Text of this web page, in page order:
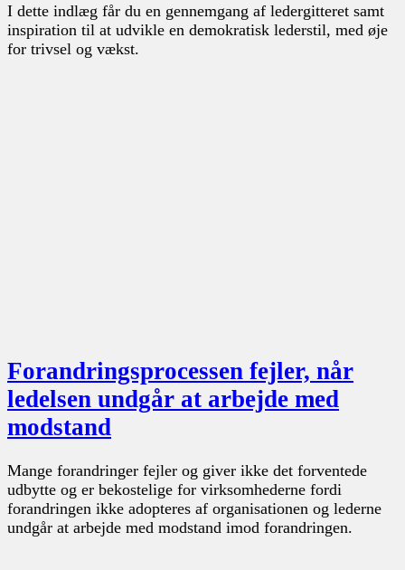
I dette indlæg får du en gennemgang af ledergitteret samt
inspiration til at udvikle en demokratisk lederstil, med øje
for trivsel og vækst.
Forandringsprocessen fejler, når
ledelsen undgår at arbejde med
modstand
Mange forandringer fejler og giver ikke det forventede
udbytte og er bekostelige for virksomhederne fordi
forandringen ikke adopteres af organisationen og lederne
undgår at arbejde med modstand imod forandringen.